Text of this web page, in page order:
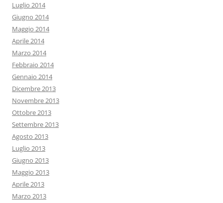
Luglio 2014
Giugno 2014
Maggio 2014
Aprile 2014
Marzo 2014
Febbraio 2014
Gennaio 2014
Dicembre 2013
Novembre 2013
Ottobre 2013
Settembre 2013
Agosto 2013
Luglio 2013
Giugno 2013
Maggio 2013
Aprile 2013
Marzo 2013